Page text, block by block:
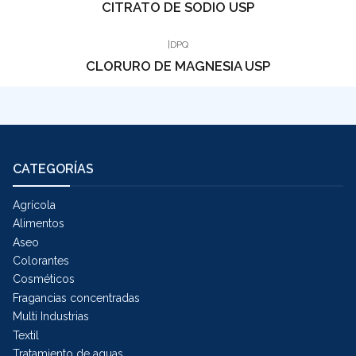
CITRATO DE SODIO USP
|DPQ
CLORURO DE MAGNESIA USP
CATEGORÍAS
Agrícola
Alimentos
Aseo
Colorantes
Cosméticos
Fragancias concentradas
Multi Industrias
Textil